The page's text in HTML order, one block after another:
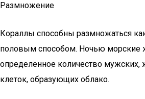
Размножение
Кораллы способны размножаться
половым способом. Ночью
определённое количество мужских,
клеток, образующих облако.